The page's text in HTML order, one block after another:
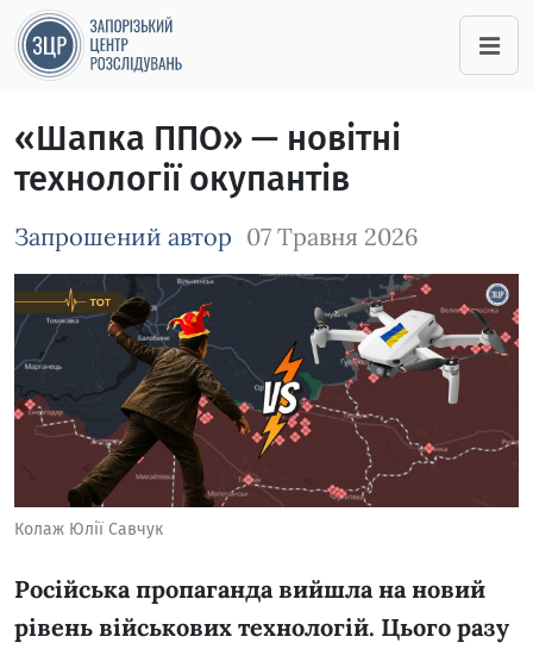
«Шапка ППО» — новітні
технології окупантів
Запрошений автор 07 Травня 2026
Зображення завантажується
Колаж Юлії Савчук
Російська пропаганда вийшла на новий
рівень військових технологій. Цього разу